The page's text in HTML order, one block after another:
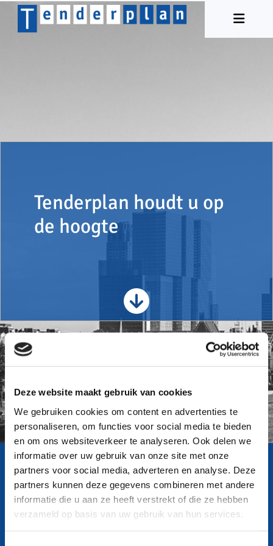
Deze website maakt gebruik van cookies
We gebruiken cookies om content en advertenties te
personaliseren, om functies voor social media te bieden
en om ons websiteverkeer te analyseren. Ook delen we
informatie over uw gebruik van onze site met onze
partners voor social media, adverteren en analyse. Deze
partners kunnen deze gegevens combineren met andere
informatie die u aan ze heeft verstrekt of die ze hebben
verzameld op basis van uw gebruik van hun services.
Tenderplan houdt u op
de hoogte

Wat is er veranderd in de wetgeving ten aanzien van
Europese aanbestedingen? Met welke procedures moet u
rekening houden tijdens de aanbesteding van uw
bouwproject? Door middel van blogs en artikelen